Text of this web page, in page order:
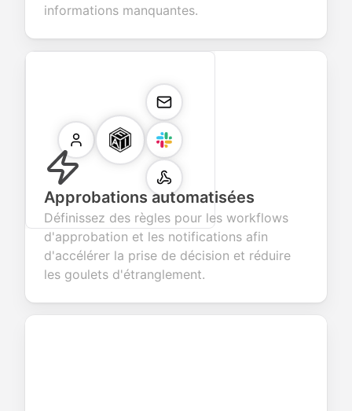
informations manquantes.
Approbations automatisées
Définissez des règles pour les workflows
d'approbation et les notifications afin
d'accélérer la prise de décision et réduire
les goulets d'étranglement.